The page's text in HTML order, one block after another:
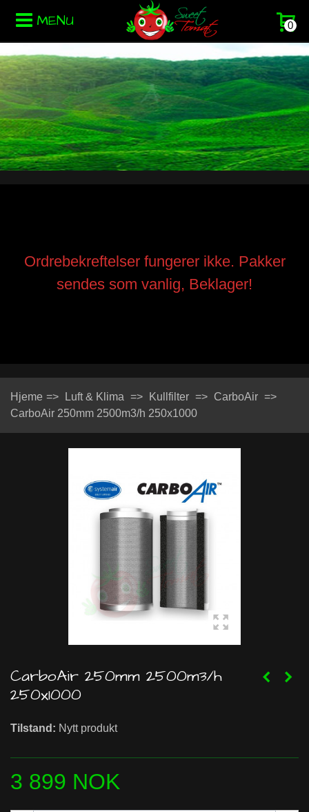
MENU 0
Ordrebekreftelser fungerer ikke. Pakker
sendes som vanlig, Beklager!
Hjeme => Luft & Klima => Kullfilter => CarboAir =>
CarboAir 250mm 2500m3/h 250x1000
CarboAir 250mm 2500m3/h
250x1000
Tilstand: Nytt produkt
3 899 NOK